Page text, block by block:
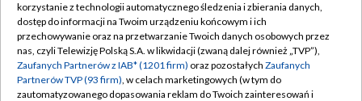
TVP
Abonament TVP
Emisja w TVP
Centrum informacji TVP
Regulamin TVP
Polityka prywatności
Moje zgody
korzystanie z technologii automatycznego śledzenia i zbierania danych,
dostęp do informacji na Twoim urządzeniu końcowym i ich
przechowywanie oraz na przetwarzanie Twoich danych osobowych przez
nas, czyli Telewizję Polską S.A. w likwidacji (zwaną dalej również „TVP”),
Zaufanych Partnerów z IAB* (1201 firm) oraz pozostałych Zaufanych
Partnerów TVP (93 firm), w celach marketingowych (w tym do
zautomatyzowanego dopasowania reklam do Twoich zainteresowań i